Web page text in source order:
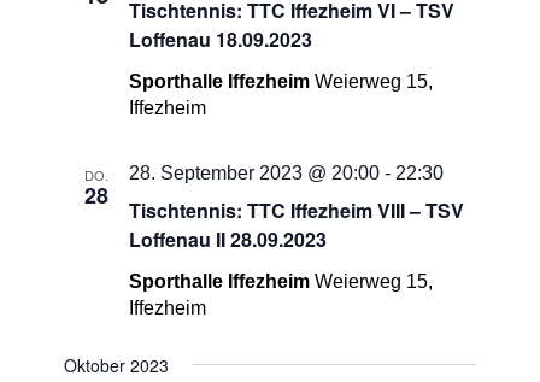
Tischtennis: TTC Iffezheim VI – TSV
Loffenau 18.09.2023
Sporthalle IffezheimWeierweg 15,
Iffezheim
DO.
28
Tischtennis: TTC Iffezheim VIII – TSV
Loffenau II 28.09.2023
28. September 2023 @ 20:00 - 22:30
Sporthalle IffezheimWeierweg 15,
Iffezheim
Oktober 2023